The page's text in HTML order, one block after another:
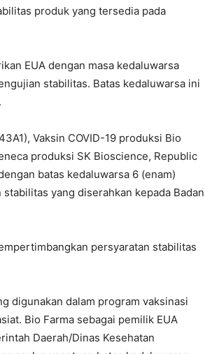
produk yang tersedia pada
EUA dengan masa kedaluwarsa
stabilitas. Batas kedaluwarsa ini
Vaksin COVID-19 produksi Bio
produksi SK Bioscience, Republic
batas kedaluwarsa 6 (enam)
yang diserahkan kepada Badan
persyaratan stabilitas
digunakan dalam program vaksinasi
Bio Farma sebagai pemilik EUA
Daerah/Dinas Kesehatan